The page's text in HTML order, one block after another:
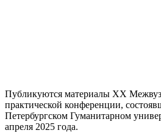
Публикуются материалы XX
практической конференции,
Петербургском Гуманитарном
апреля 2025 года.